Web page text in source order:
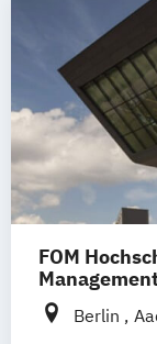
FOM
Berlin